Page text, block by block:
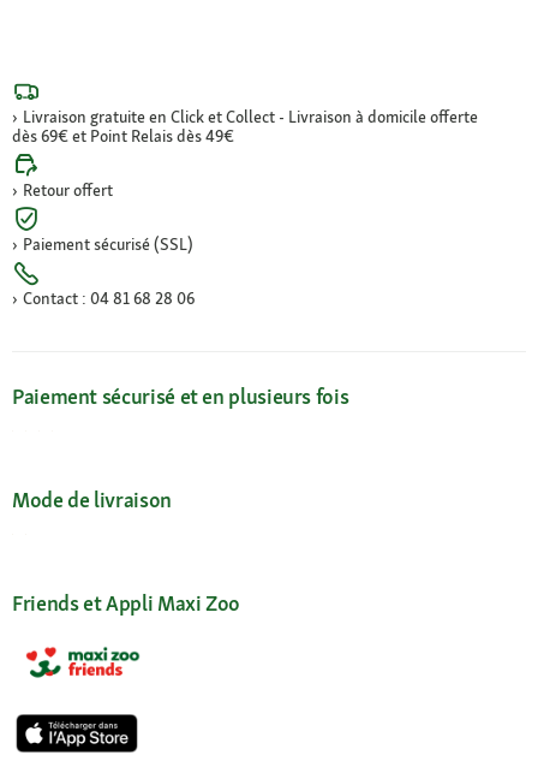
Livraison gratuite en Click et Collect - Livraison à domicile offerte
dès 69€ et Point Relais dès 49€
Retour offert
Paiement sécurisé (SSL)
Contact : 04 81 68 28 06
Paiement sécurisé et en plusieurs fois
Mode de livraison
Friends et Appli Maxi Zoo